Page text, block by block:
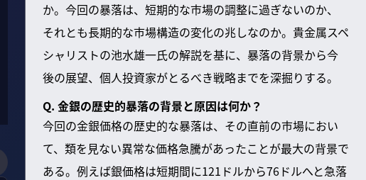
か。今回の暴落は、短期的な市場の調整に過ぎないのか、
それとも長期的な市場構造の変化の兆しなのか。貴金属スペ
シャリストの池水雄一氏の解説を基に、暴落の背景から今
後の展望、個人投資家がとるべき戦略までを深掘りする。
Q. 金銀の歴史的暴落の背景と原因は何か？
今回の金銀価格の歴史的な暴落は、その直前の市場におい
て、類を見ない異常な価格急騰があったことが最大の背景で
ある。例えば銀価格は短期間に121ドルから76ドルへと急落